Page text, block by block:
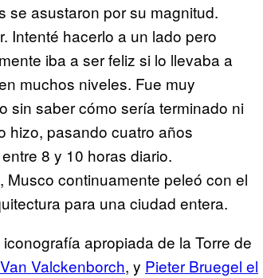
se asustaron por su magnitud.
Intenté hacerlo a un lado pero
iba a ser feliz si lo llevaba a
muchos niveles. Fue muy
sin saber cómo sería terminado ni
hizo, pasando cuatro años
8 y 10 horas diario.
continuamente peleó con el
para una ciudad entera.
apropiada de la Torre de
Valckenborch, y Pieter Bruegel el